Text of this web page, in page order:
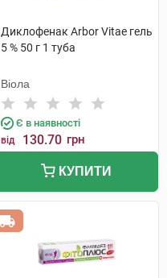
Диклофенак Arbor Vitae гель
5 % 50 г 1 туба
Віола
Є в наявності
від 130.70 грн
КУПИТИ